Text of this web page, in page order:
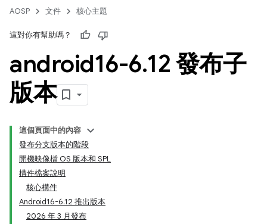
AOSP 文件 核心主題
這對你有幫助嗎？
android16-6.12 發布子
版本
這個頁面中的內容
發布分支版本的階段
開機映像檔 OS 版本和 SPL
構件檔案說明
核心構件
Android16-6.12 推出版本
2026 年 3 月發布